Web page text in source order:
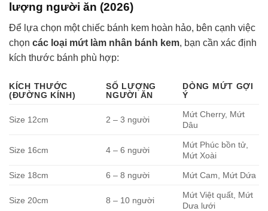
lượng người ăn (2026)
Để lựa chọn một chiếc bánh kem hoàn hảo, bên cạnh việc
chọn các loại mứt làm nhân bánh kem, bạn cần xác định
kích thước bánh phù hợp:
KÍCH THƯỚC
(ĐƯỜNG KÍNH)
SỐ LƯỢNG
NGƯỜI ĂN
DÒNG MỨT GỢI
Ý
Size 12cm 2 – 3 người
Mứt Cherry, Mứt
Dâu
Size 16cm 4 – 6 người
Mứt Phúc bồn tử,
Mứt Xoài
Size 18cm 6 – 8 người Mứt Cam, Mứt Dứa
Size 20cm 8 – 10 người
Mứt Việt quất, Mứt
Dưa lưới